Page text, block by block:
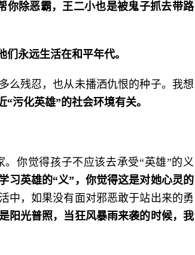
你除恶霸，王二小也是被鬼子抓去带路
永远生活在和平年代。
残忍，也从未播洒仇恨的种子。我想
污化英雄”的社会环境有关。
你觉得孩子不应该去承受“英雄”的义
习英雄的“义”，你觉得这是对她心灵的
中，如果没有面对邪恶敢于站出来的勇
阳光普照，当狂风暴雨来袭的时候，我